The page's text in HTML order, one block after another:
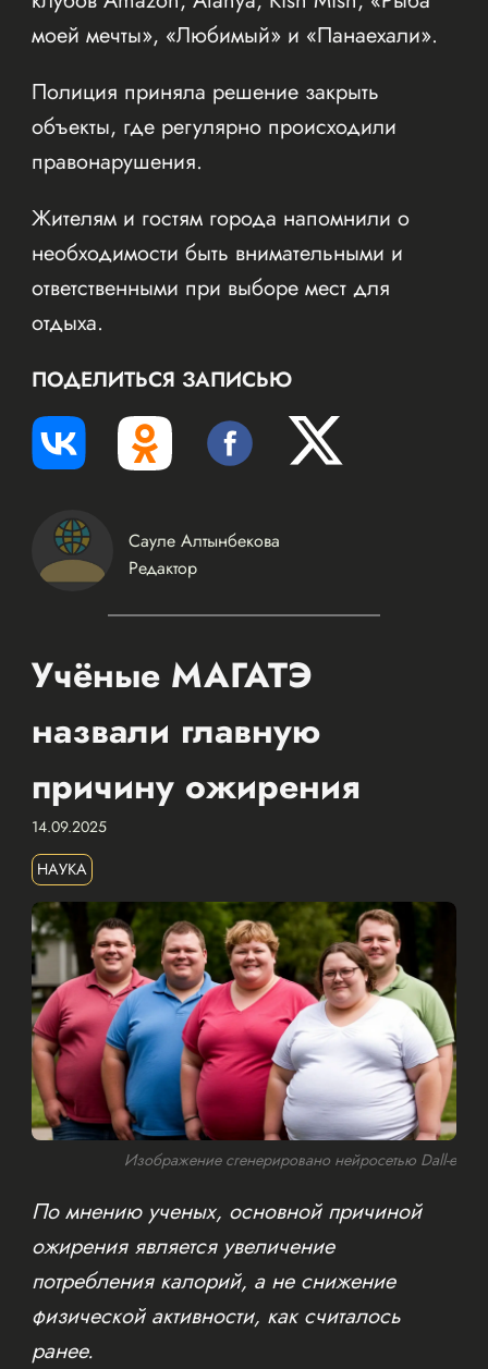
моей мечты», «Любимый» и «Панаехали».
Полиция приняла решение закрыть
объекты, где регулярно происходили
правонарушения.
Жителям и гостям города напомнили о
необходимости быть внимательными и
ответственными при выборе мест для
отдыха.
ПОДЕЛИТЬСЯ ЗАПИСЬЮ
Сауле Алтынбекова
Редактор
Учёные МАГАТЭ
назвали главную
причину ожирения
14.09.2025
НАУКА
Изображение сгенерировано нейросетью Dall-e
По мнению ученых, основной причиной
ожирения является увеличение
потребления калорий, а не снижение
физической активности, как считалось
ранее.